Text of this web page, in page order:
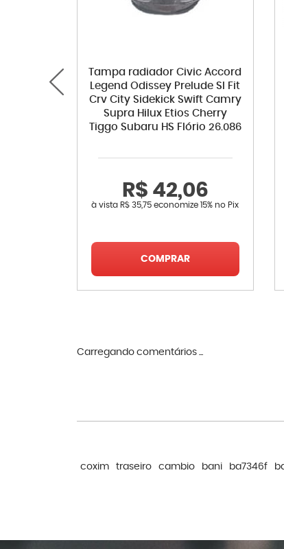
Tampa radiador Civic Accord
Legend Odissey Prelude SI Fit
Crv City Sidekick Swift Camry
Supra Hilux Etios Cherry
Tiggo Subaru HS Flório 26.086
R$ 42,06
à vista R$ 35,75 economize15% no Pix
COMPRAR
Carregando comentários ...
coxim traseiro cambio bani ba7346f